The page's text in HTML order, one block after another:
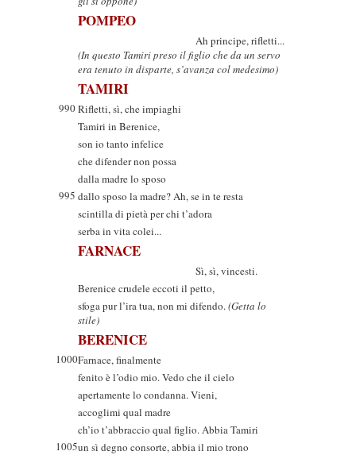
POMPEO
Ah principe, rifletti...
(In questo Tamiri preso il figlio che da un servo
era tenuto in disparte, s’avanza col medesimo)
TAMIRI
990Rifletti, sì, che impiaghi
Tamiri in Berenice,
son io tanto infelice
che difender non possa
dalla madre lo sposo
995 dallo sposo la madre? Ah, se in te resta
scintilla di pietà per chi t’adora
serba in vita colei...
FARNACE
Sì, sì, vincesti.
Berenice crudele eccoti il petto,
sfoga pur l’ira tua, non mi difendo.(Getta lo
stile)
BERENICE
1000Farnace, finalmente
fenito è l’odio mio. Vedo che il cielo
apertamente lo condanna. Vieni,
accoglimi qual madre
ch’io t’abbraccio qual figlio. Abbia Tamiri
1005un sì degno consorte, abbia il mio trono